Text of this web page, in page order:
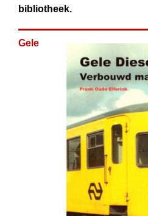
bibliotheek.
Gele